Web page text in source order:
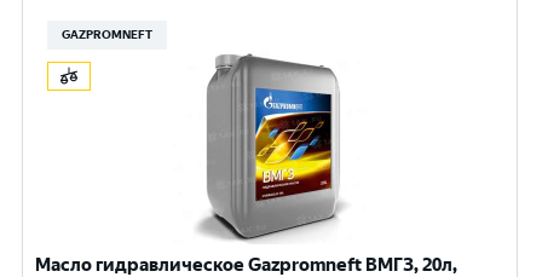
GAZPROMNEFT
Масло гидравлическое Gazpromneft ВМГЗ, 20л,